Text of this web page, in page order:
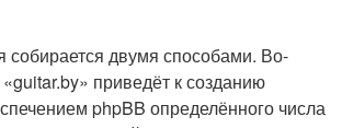
двумя способами. Во-
приведёт к созданию
phpBB определённого числа